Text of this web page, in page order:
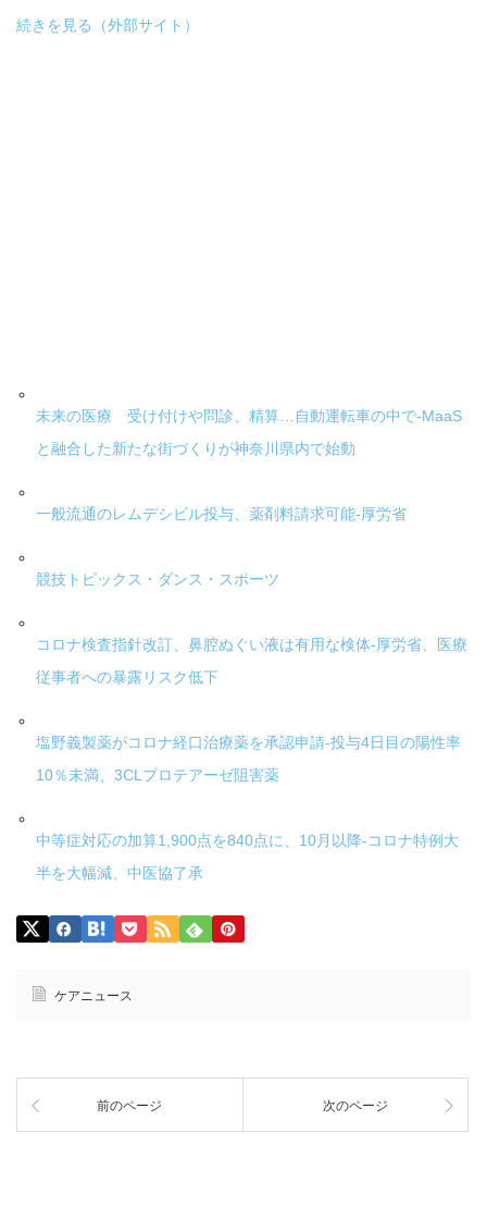
続きを見る（外部サイト）
未来の医療 受け付けや問診、精算…自動運転車の中で-MaaS
と融合した新たな街づくりが神奈川県内で始動
一般流通のレムデシビル投与、薬剤料請求可能-厚労省
競技トピックス・ダンス・スポーツ
コロナ検査指針改訂、鼻腔ぬぐい液は有用な検体-厚労省、医療
従事者への暴露リスク低下
塩野義製薬がコロナ経口治療薬を承認申請-投与4日目の陽性率
10％未満、3CLプロテアーゼ阻害薬
中等症対応の加算1,900点を840点に、10月以降-コロナ特例大
半を大幅減、中医協了承
ケアニュース
前のページ 次のページ